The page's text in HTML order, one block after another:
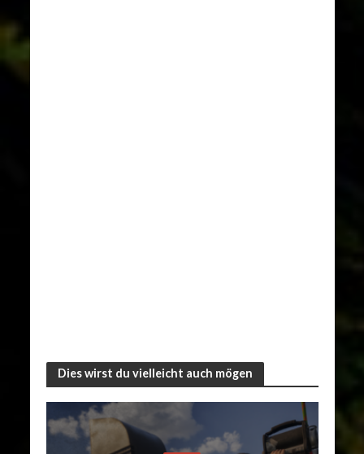
Dies wirst du vielleicht auch mögen